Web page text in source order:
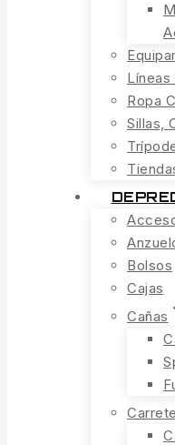
Líneas
Ropa
Sillas,
Bolsos
Cajas
Cañas